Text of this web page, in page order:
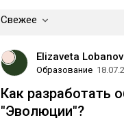
Свежее
Elizaveta
Образование
Как разработать
"Эволюции"?